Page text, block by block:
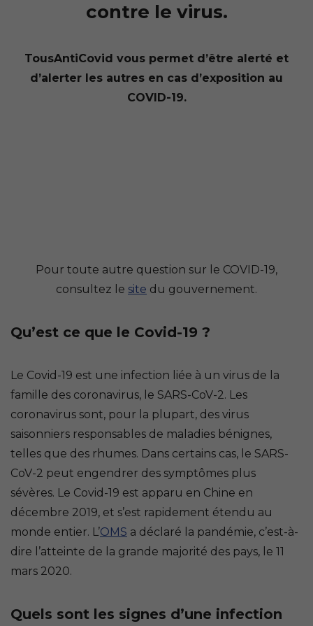
contre le virus.
TousAntiCovid vous permet d’être alerté et
d’alerter les autres en cas d’exposition au
COVID-19.
Pour toute autre question sur le COVID-19,
consultez le site du gouvernement.
Qu’est ce que le Covid-19 ?
Le Covid-19 est une infection liée à un virus de la
famille des coronavirus, le SARS-CoV-2. Les
coronavirus sont, pour la plupart, des virus
saisonniers responsables de maladies bénignes,
telles que des rhumes. Dans certains cas, le SARS-
CoV-2 peut engendrer des symptômes plus
sévères. Le Covid-19 est apparu en Chine en
décembre 2019, et s’est rapidement étendu au
monde entier. L’OMS a déclaré la pandémie, c’est-à-
dire l’atteinte de la grande majorité des pays, le 11
mars 2020.
Quels sont les signes d’une infection